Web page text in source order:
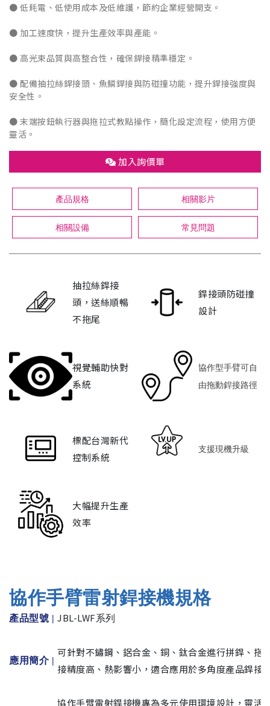
● 低耗電、低使用成本及低維護，節約企業經營開支。
● 加工速度快，提升生產效率與產能。
● 高光束品質與高整合性，確保銲接精準穩定。
● 配備抽拉絲銲接頭、魚鱗銲接與防碰撞功能，提升銲接強度與
安全性。
● 末端按鈕執行器與拖拉式教點操作，簡化設定流程，使用方便
靈活。
加入詢價單
產品規格 相關影片
相關設備 常見問題
抽拉絲銲接
頭，送絲順暢
不拖尾
銲接頭防碰撞
設計
視覺輔助快對
系統
協作型手臂可自
由拖動銲接路徑
標配台灣新代
控制系統
支援現機升級
大幅提升生產
效率
協作手臂雷射銲接機規格
產品型號 | JBL-LWF系列
應用簡介 |
可針對不鏽鋼、鋁合金、銅、鈦合金進行拼銲、搭
接精度高、熱影響小，適合應用於多角度產品銲接
協作手臂雷射銲接機專為多元使用環境設計，靈活